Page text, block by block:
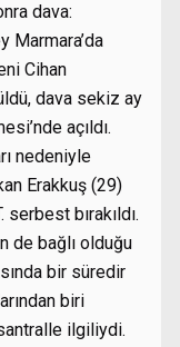
dava:
Marmara’da
Cihan
dava sekiz ay
açıldı.
nedeniyle
Erakkuş (29)
bırakıldı.
de bağlı olduğu
bir süredir
biri
ilgiliydi.